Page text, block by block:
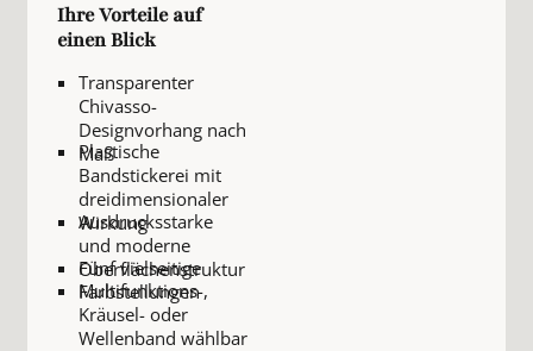
Ihre Vorteile auf
einen Blick
Transparenter
Chivasso-
Designvorhang nach
Maß
Plastische
Bandstickerei mit
dreidimensionaler
Wirkung
Ausdrucksstarke
und moderne
Oberflächenstruktur
Fünf vielseitige
Farbstellungen
Multifunktions-,
Kräusel- oder
Wellenband wählbar